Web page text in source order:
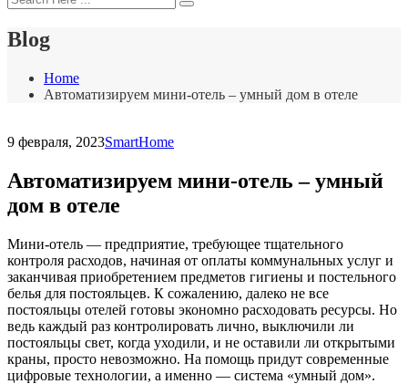
Blog
Home
Автоматизируем мини-отель – умный дом в отеле
9 февраля, 2023SmartHome
Автоматизируем мини-отель – умный
дом в отеле
Мини-отель — предприятие, требующее тщательного
контроля расходов, начиная от оплаты коммунальных услуг и
заканчивая приобретением предметов гигиены и постельного
белья для постояльцев. К сожалению, далеко не все
постояльцы отелей готовы экономно расходовать ресурсы. Но
ведь каждый раз контролировать лично, выключили ли
постояльцы свет, когда уходили, и не оставили ли открытыми
краны, просто невозможно. На помощь придут современные
цифровые технологии, а именно — система «умный дом».